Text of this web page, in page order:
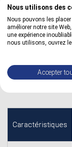
les plans de travail
nettoyer et résiste
de vigilance :
chauds et protéger
4. Tableau
Caractéristiques
Nous utilisons des
Nous pouvons les
améliorer notre site
une expérience
nous utilisons, ouvrez
Accepter